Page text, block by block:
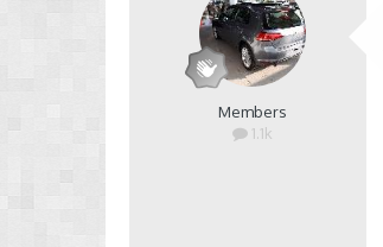
Members
1.1k